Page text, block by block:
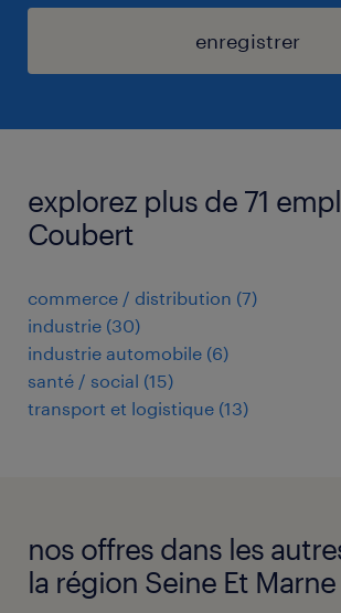
enregistrer
explorez plus de 71
Coubert
commerce / distribution (7)
industrie (30)
industrie automobile (6)
santé / social (15)
transport et logistique (13)
nos offres dans les
la région Seine Et Marne